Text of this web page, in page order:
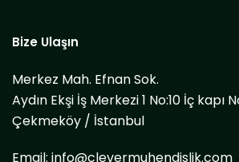
Bize Ulaşın
Merkez Mah. Efnan Sok.
Aydın Ekşi İş Merkezi 1 No:10 İç kapı
Çekmeköy / İstanbul
Email: info@clevermuhendislik.com